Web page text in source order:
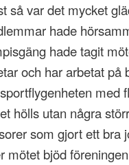
så var det mycket
hade
hade tagit
och har arbetat på
med
hölls utan några
som gjort ett bra
mötet bjöd